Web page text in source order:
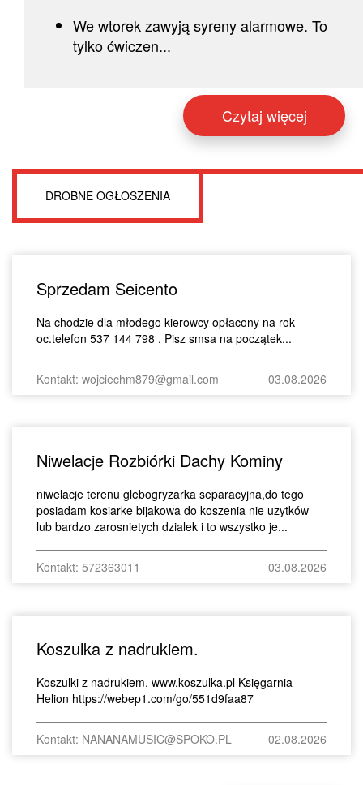
We wtorek zawyją syreny alarmowe. To
tylko ćwiczen...
Czytaj więcej
DROBNE OGŁOSZENIA
Sprzedam Seicento
Na chodzie dla młodego kierowcy opłacony na rok
oc.telefon 537 144 798 . Pisz smsa na początek...
Kontakt: wojciechm879@gmail.com 03.08.2026
Niwelacje Rozbiórki Dachy Kominy
niwelacje terenu glebogryzarka separacyjna,do tego
posiadam kosiarke bijakowa do koszenia nie uzytków
lub bardzo zarosnietych dzialek i to wszystko je...
Kontakt: 572363011 03.08.2026
Koszulka z nadrukiem.
Koszulki z nadrukiem. www,koszulka.pl Księgarnia
Helion https://webep1.com/go/551d9faa87
Kontakt: NANANAMUSIC@SPOKO.PL 02.08.2026